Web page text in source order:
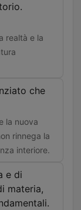
realtà e la
che
la nuova
rinnega la
interiore.
e di
materia,